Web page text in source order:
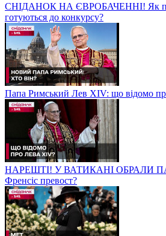
СНІДАНОК НА ЄВРОБАЧЕННІ! Як
готуються до конкурсу?
Папа Римський Лев XIV: що відомо
НАРЕШТІ! У ВАТИКАНІ ОБРАЛИ
Френсіс превост?